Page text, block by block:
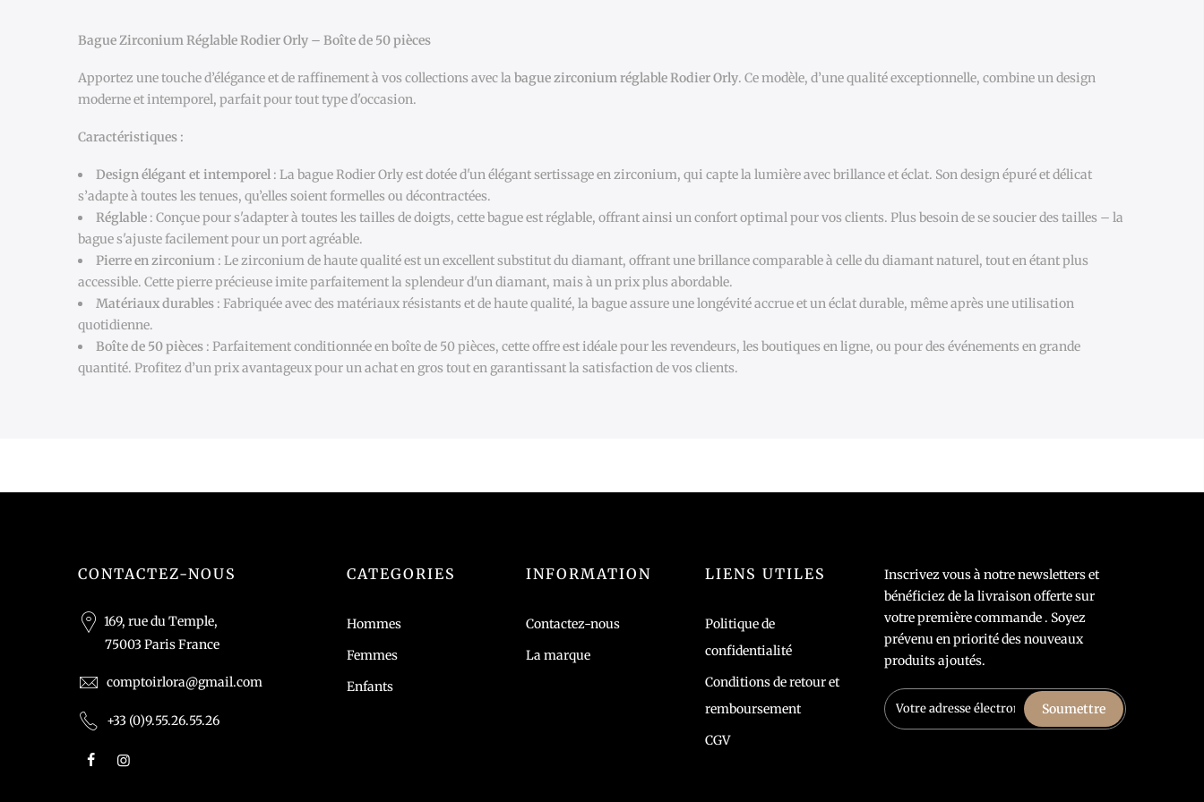
Bague Zirconium Réglable Rodier Orly – Boîte de 50 pièces
Apportez une touche d’élégance et de raffinement à vos collections avec la bague zirconium réglable Rodier Orly. Ce modèle, d’une qualité exceptionnelle, combine un design
moderne et intemporel, parfait pour tout type d'occasion.
Caractéristiques :
Design élégant et intemporel : La bague Rodier Orly est dotée d'un élégant sertissage en zirconium, qui capte la lumière avec brillance et éclat. Son design épuré et délicat
s’adapte à toutes les tenues, qu’elles soient formelles ou décontractées.
Réglable : Conçue pour s'adapter à toutes les tailles de doigts, cette bague est réglable, offrant ainsi un confort optimal pour vos clients. Plus besoin de se soucier des tailles – la
bague s'ajuste facilement pour un port agréable.
Pierre en zirconium : Le zirconium de haute qualité est un excellent substitut du diamant, offrant une brillance comparable à celle du diamant naturel, tout en étant plus
accessible. Cette pierre précieuse imite parfaitement la splendeur d'un diamant, mais à un prix plus abordable.
Matériaux durables : Fabriquée avec des matériaux résistants et de haute qualité, la bague assure une longévité accrue et un éclat durable, même après une utilisation
quotidienne.
Boîte de 50 pièces : Parfaitement conditionnée en boîte de 50 pièces, cette offre est idéale pour les revendeurs, les boutiques en ligne, ou pour des événements en grande
quantité. Profitez d’un prix avantageux pour un achat en gros tout en garantissant la satisfaction de vos clients.
CONTACTEZ-NOUS
169, rue du Temple,
75003 Paris France
comptoirlora@gmail.com
+33 (0)9.55.26.55.26
CATEGORIES
Hommes
Femmes
Enfants
INFORMATION
Contactez-nous
La marque
LIENS UTILES
Politique de
confidentialité
Conditions de retour et
remboursement
CGV
Inscrivez vous à notre newsletters et
bénéficiez de la livraison offerte sur
votre première commande . Soyez
prévenu en priorité des nouveaux
produits ajoutés.
Soumettre